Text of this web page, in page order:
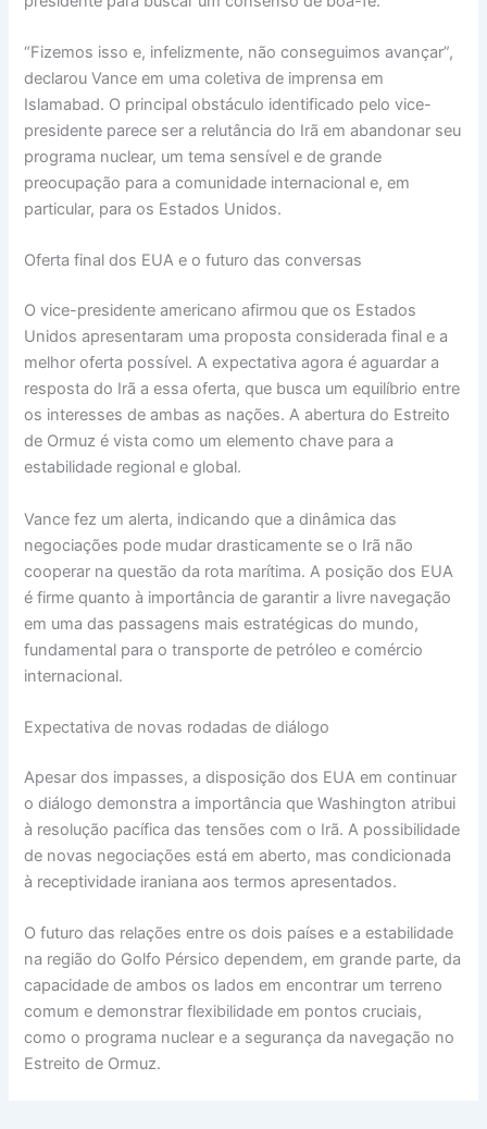
“Fizemos isso e, infelizmente, não conseguimos avançar”,
declarou Vance em uma coletiva de imprensa em
Islamabad. O principal obstáculo identificado pelo vice-
presidente parece ser a relutância do Irã em abandonar seu
programa nuclear, um tema sensível e de grande
preocupação para a comunidade internacional e, em
particular, para os Estados Unidos.
Oferta final dos EUA e o futuro das conversas
O vice-presidente americano afirmou que os Estados
Unidos apresentaram uma proposta considerada final e a
melhor oferta possível. A expectativa agora é aguardar a
resposta do Irã a essa oferta, que busca um equilíbrio entre
os interesses de ambas as nações. A abertura do Estreito
de Ormuz é vista como um elemento chave para a
estabilidade regional e global.
Vance fez um alerta, indicando que a dinâmica das
negociações pode mudar drasticamente se o Irã não
cooperar na questão da rota marítima. A posição dos EUA
é firme quanto à importância de garantir a livre navegação
em uma das passagens mais estratégicas do mundo,
fundamental para o transporte de petróleo e comércio
internacional.
Expectativa de novas rodadas de diálogo
Apesar dos impasses, a disposição dos EUA em continuar
o diálogo demonstra a importância que Washington atribui
à resolução pacífica das tensões com o Irã. A possibilidade
de novas negociações está em aberto, mas condicionada
à receptividade iraniana aos termos apresentados.
O futuro das relações entre os dois países e a estabilidade
na região do Golfo Pérsico dependem, em grande parte, da
capacidade de ambos os lados em encontrar um terreno
comum e demonstrar flexibilidade em pontos cruciais,
como o programa nuclear e a segurança da navegação no
Estreito de Ormuz.